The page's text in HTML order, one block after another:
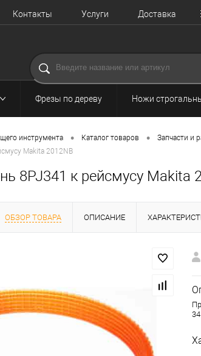
Контакты Услуги Доставка
Фрезы по дереву Ножи
инструмента • Каталог товаров • Запчасти и
Makita 2012NB
8PJ341 к рейсмусу Makita
ОБЗОР ТОВАРА ОПИСАНИЕ